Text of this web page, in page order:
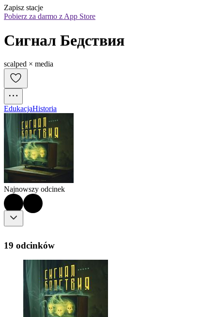
Zapisz stacje
Pobierz za darmo z App Store
Сигнал Бедствия
scalped × media
EdukacjaHistoria
Najnowszy odcinek
19 odcinków